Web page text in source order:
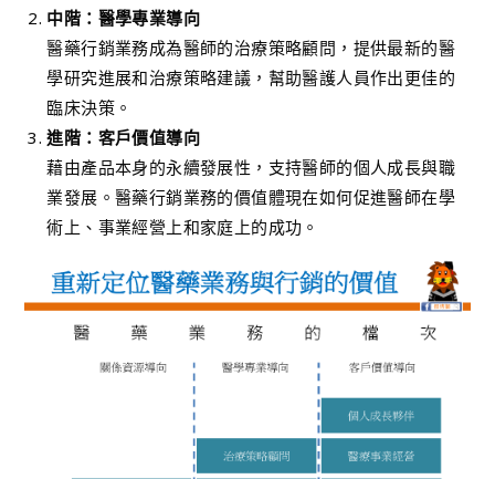
中階：醫學專業導向
醫藥行銷業務成為醫師的治療策略顧問，提供最新的醫
學研究進展和治療策略建議，幫助醫護人員作出更佳的
臨床決策。
進階：客戶價值導向
藉由產品本身的永續發展性，支持醫師的個人成長與職
業發展。醫藥行銷業務的價值體現在如何促進醫師在學
術上、事業經營上和家庭上的成功。